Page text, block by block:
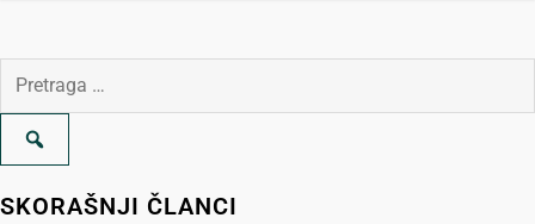
e
t
a
Pretraga
za:
SKORAŠNJI ČLANCI